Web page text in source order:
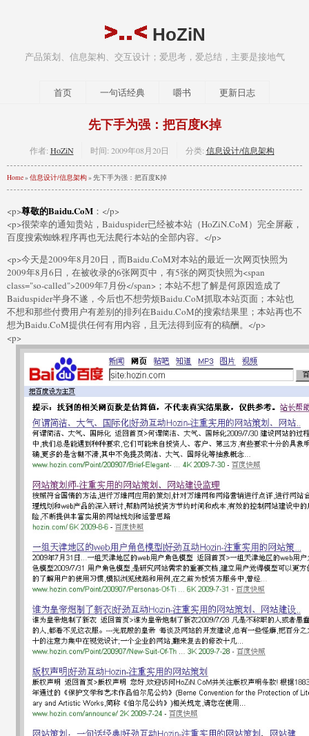
HoZiN
产品策划、信息架构、交互设计；爱思考，爱总结，主要是接地气
首页 一句话经典 嚼书 更新日志
先下手为强：把百度K掉
作者: HoZiN 时间: 2009年08月20日 分类: 信息设计/信息架构
Home» 信息设计/信息架构» 先下手为强：把百度K掉
<p>尊敬的Baidu.CoM ：</p>
<p>很荣幸的通知贵站，Baiduspider已经被本站（HoZiN.CoM）完全屏蔽，
百度搜索蜘蛛程序再也无法爬行本站的全部内容。</p>
<p>今天是2009年8月20日，而Baidu.CoM对本站的最近一次网页快照为
2009年8月6日，在被收录的6张网页中，有5张的网页快照为<span
class="so-called">2009年7月份</span>；本站不想了解是何原因造成了
Baiduspider半身不遂，今后也不想劳烦Baidu.CoM抓取本站页面；本站也
不想和那些付费用户有差别的排列在Baidu.CoM的搜索结果里；本站再也不
想为Baidu.CoM提供任何有用内容，且无法得到应有的稿酬。</p>
<p>